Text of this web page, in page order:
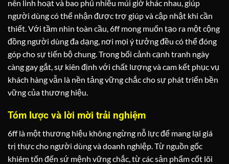
nên linh hoạt và bao phủ nhiều múi giờ khác nhau, giúp
người dùng có thể nhận được trợ giúp và cập nhật khi cần
thiết. Với tầm nhìn toàn cầu, 6ff mong muốn tạo ra một cộng
đồng người dùng đa dạng, nơi mọi ý tưởng đều có thể đóng
góp cho sự tiến bộ chung. Trong bối cảnh cạnh tranh ngày
càng gay gắt, sự kiên định với chất lượng và cam kết phục vụ
khách hàng vẫn là nền tảng vững chắc cho sự phát triển bền
vững của thương hiệu.
Tóm lược và lời mời trải nghiệm
6ff là một thương hiệu không ngừng nỗ lực để mang lại giá
trị thực cho người dùng và doanh nghiệp. Từ nguồn gốc
khiêm tốn đến sứ mệnh vững chắc, từ các sản phẩm cốt lõi